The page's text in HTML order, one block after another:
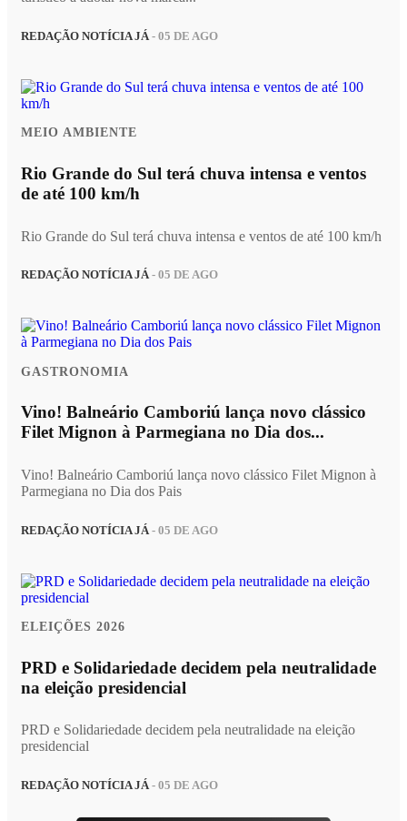
REDAÇÃO NOTÍCIA JÁ- 05 DE AGO
MEIO AMBIENTE
Rio Grande do Sul terá chuva intensa e ventos
de até 100 km/h
Rio Grande do Sul terá chuva intensa e ventos de até 100 km/h
REDAÇÃO NOTÍCIA JÁ- 05 DE AGO
GASTRONOMIA
Vino! Balneário Camboriú lança novo clássico
Filet Mignon à Parmegiana no Dia dos...
Vino! Balneário Camboriú lança novo clássico Filet Mignon à
Parmegiana no Dia dos Pais
REDAÇÃO NOTÍCIA JÁ - 05 DE AGO
ELEIÇÕES 2026
PRD e Solidariedade decidem pela neutralidade
na eleição presidencial
PRD e Solidariedade decidem pela neutralidade na eleição
presidencial
REDAÇÃO NOTÍCIA JÁ- 05 DE AGO